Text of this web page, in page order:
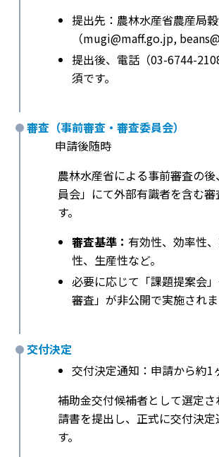
提出先：農林水産省農産局
（mugi@maff.go.jp,
提出後、電話（03-6744-
須です。
審査（事前審査・審査委員会）
申請後随時
農林水産省による事前審査の
員会」にて外部有識者を含む審
す。
審査基準： 有効性、効率性
性、生産性など。
必要に応じて「課題提案会
審査」が非公開で実施されま
交付決定
交付決定通知：申請から約1
補助金交付候補者として選定
請書を提出し、正式に交付決定
す。